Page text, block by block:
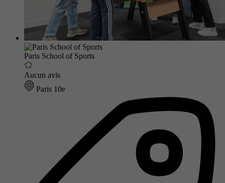
Paris School of Sports
Aucun avis
Paris 10e